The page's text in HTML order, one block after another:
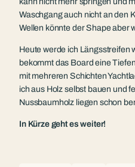
Waschgang auch nicht an den
Wellen könnte der Shape aber
Heute werde ich Längsstreifen
bekommt das Board eine
mit mehreren Schichten
ich aus Holz selbst bauen und
Nussbaumholz liegen schon
In Kürze geht es weiter!